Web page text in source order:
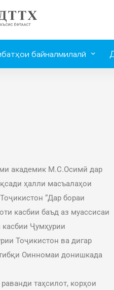
байналмилалӣ
академик М.С.Осимӣ дар
ҳалли масъалаҳои
“Дар бораи
касбии баъд аз муассисаи
Ҷумҳурии
Тоҷикистон ва дигар
Оинномаи донишкада
таҳсилот, корҳои